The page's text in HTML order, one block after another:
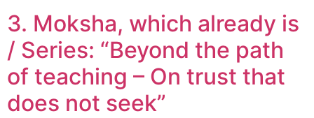
3. Moksha, which already is
/ Series: “Beyond the path
of teaching – On trust that
does not seek”